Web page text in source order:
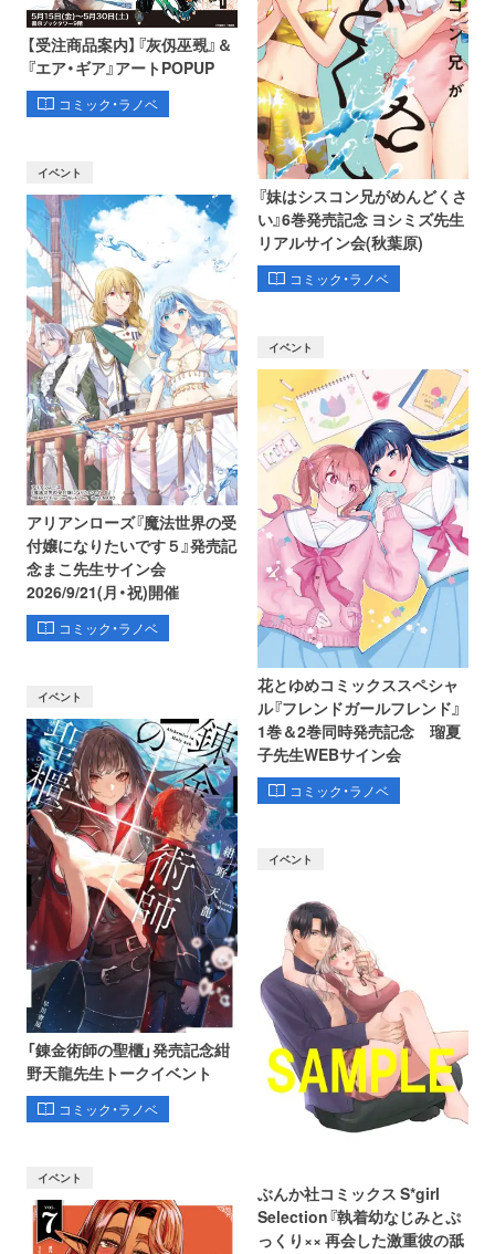
【受注商品案内】『灰仭巫覡』＆
『エア・ギア』アートPOPUP
コミック・ラノベ
『妹はシスコン兄がめんどくさ
い』6巻発売記念 ヨシミズ先生
リアルサイン会(秋葉原)
コミック・ラノベ
イベント
アリアンローズ『魔法世界の受
付嬢になりたいです５』発売記
念まこ先生サイン会
2026/9/21(月・祝)開催
コミック・ラノベ
イベント
花とゆめコミックススペシャ
ル『フレンドガールフレンド』
1巻＆2巻同時発売記念 瑠夏
子先生WEBサイン会
コミック・ラノベ
イベント
「錬金術師の聖櫃」発売記念紺
野天龍先生トークイベント
コミック・ラノベ
イベント
ぶんか社コミックス S*girl
Selection『執着幼なじみとぷ
っくり×× 再会した激重彼の舐
イベント